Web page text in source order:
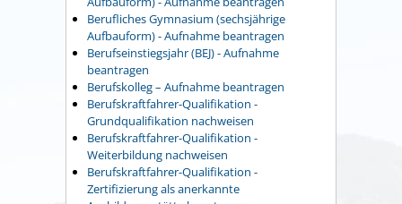
Berufliches Gymnasium (sechsjährige
Aufbauform) - Aufnahme beantragen
Berufseinstiegsjahr (BEJ) - Aufnahme
beantragen
Berufskolleg – Aufnahme beantragen
Berufskraftfahrer-Qualifikation -
Grundqualifikation nachweisen
Berufskraftfahrer-Qualifikation -
Weiterbildung nachweisen
Berufskraftfahrer-Qualifikation -
Zertifizierung als anerkannte